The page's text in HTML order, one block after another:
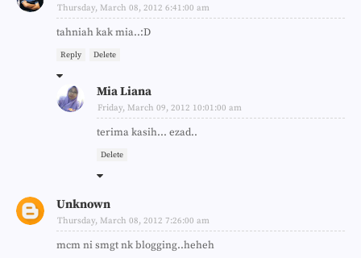
Thursday, March 08, 2012 6:41:00 am
tahniah kak mia..:D
Reply Delete
Mia Liana
Friday, March 09, 2012 10:01:00 am
terima kasih... ezad..
Delete
Unknown
Thursday, March 08, 2012 7:26:00 am
mcm ni smgt nk blogging..heheh